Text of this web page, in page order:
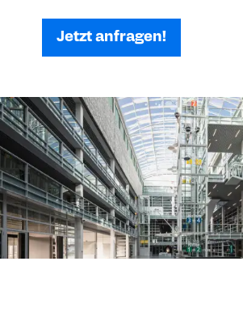
Jetzt anfragen!